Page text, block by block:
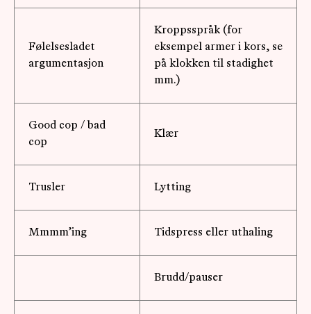
Følelsesladet
argumentasjon
Kroppsspråk (for
eksempel armer i kors, se
på klokken til stadighet
mm.)
Good cop / bad
cop
Klær
Trusler Lytting
Mmmm’ing Tidspress eller uthaling
Brudd/pauser